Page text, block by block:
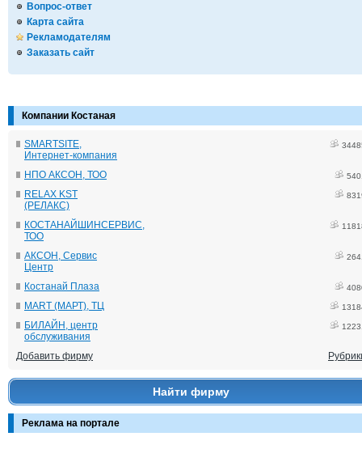
Вопрос-ответ
Карта сайта
Рекламодателям
Заказать сайт
Компании Костаная
SMARTSITE,
Интернет-компания
НПО АКСОН, ТОО
RELAX KST
(РЕЛАКС)
КОСТАНАЙШИНСЕРВИС,
ТОО
АКСОН, Сервис
Центр
Костанай Плаза
MART (МАРТ), ТЦ
БИЛАЙН, центр
обслуживания
Добавить фирму
Найти фирму
Реклама на портале